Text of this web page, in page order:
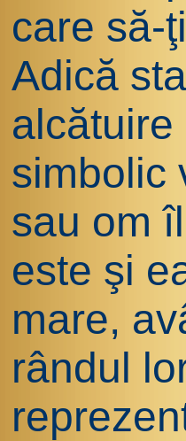
care să-
Adică
simbolic
sau om
este şi
mare,
rândul